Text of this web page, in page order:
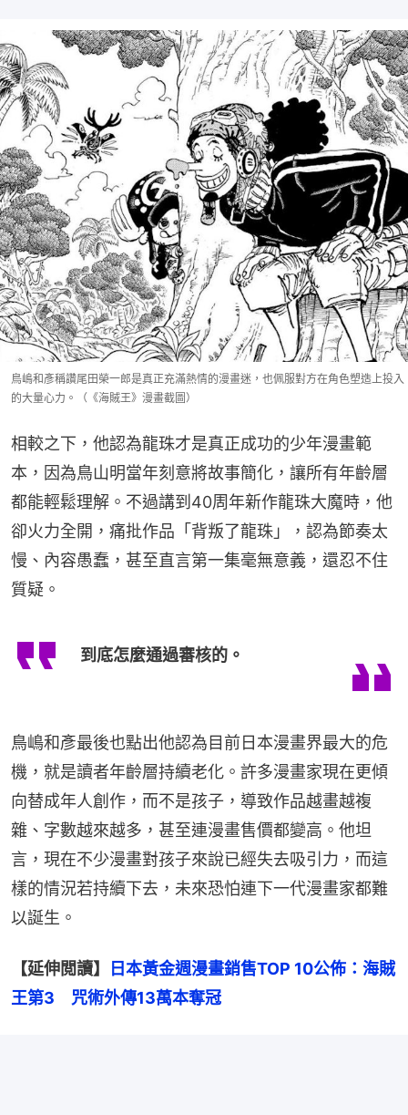
鳥嶋和彥稱讚尾田榮一郎是真正充滿熱情的漫畫迷，也佩服對方在角色塑造上投入
的大量心力。（《海賊王》漫畫截圖）
相較之下，他認為龍珠才是真正成功的少年漫畫範
本，因為鳥山明當年刻意將故事簡化，讓所有年齡層
都能輕鬆理解。不過講到40周年新作龍珠大魔時，他
卻火力全開，痛批作品「背叛了龍珠」，認為節奏太
慢、內容愚蠢，甚至直言第一集毫無意義，還忍不住
質疑。
到底怎麼通過審核的。
鳥嶋和彥最後也點出他認為目前日本漫畫界最大的危
機，就是讀者年齡層持續老化。許多漫畫家現在更傾
向替成年人創作，而不是孩子，導致作品越畫越複
雜、字數越來越多，甚至連漫畫售價都變高。他坦
言，現在不少漫畫對孩子來說已經失去吸引力，而這
樣的情況若持續下去，未來恐怕連下一代漫畫家都難
以誕生。
【延伸閲讀】
日本黃金週漫畫銷售TOP 10公佈：海賊
王第3　咒術外傳13萬本奪冠